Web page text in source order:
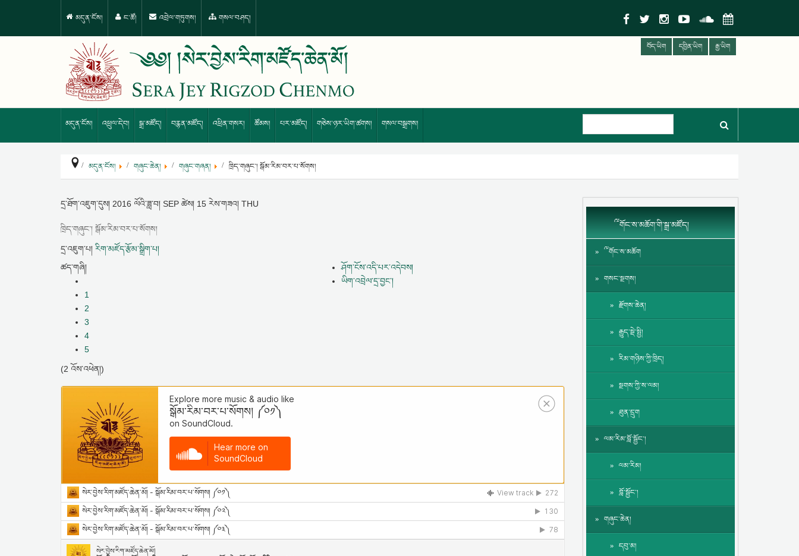
མདུན་ངོས། ང་ཚོ། འབྲེལ་གཏུགས། གསལ་བཤད།
བོད་ཡིག དབྱིན་ཡིག རྒྱ་ཡིག
མདུན་ངོས། འཕྲུལ་དེབ། སྒྲ་མཛོད། བརྙན་མཛོད། འཕྲིན་གསར། ཚོམས། པར་མཛོད། གཅེས་ཉར་ཡིག་ཚགས། གསལ་བསྒྲགས།
མདུན་ངོས། གཞུང་ཆེན། གཞུང་གཞན། ཁྲིད་གཞུང་། སྒོམ་རིམ་བར་པ་སོགས།
དྲ་ཐོག་འཇུག་དུས། 2016 ལོའི་ཟླ་བ། SEP ཚེས། 15 རེས་གཟའ། THU
ཁྲིད་གཞུང་། སྒོམ་རིམ་བར་པ་སོགས།
དྲ་འཇུག་པ། རིག་མཛོད་རྩོམ་སྒྲིག་པ།
ཤོག་ངོས་འདི་པར་འདེབས།
ཡིག་འབྲེལ་དྲ་བྱང་།
ཚད་གཞི།
1
2
3
4
5
(2 འོས་འཕེན།)
༸གོང་ས་མཆོག་གི་སྒྲ་མཛོད།
༸གོང་ས་མཆོག
གསང་སྔགས།
རྫོགས་ཆེན།
རྒྱུད་སྡེ་སྤྱི།
རིམ་གཉིས་ཀྱི་ཁྲིད།
སྔགས་ཀྱི་ས་ལམ།
ཐུན་དྲུག
ལམ་རིམ་བློ་སྦྱོང་།
ལམ་རིམ།
བློ་སྦྱོང་།
གཞུང་ཆེན།
དབུ་མ།